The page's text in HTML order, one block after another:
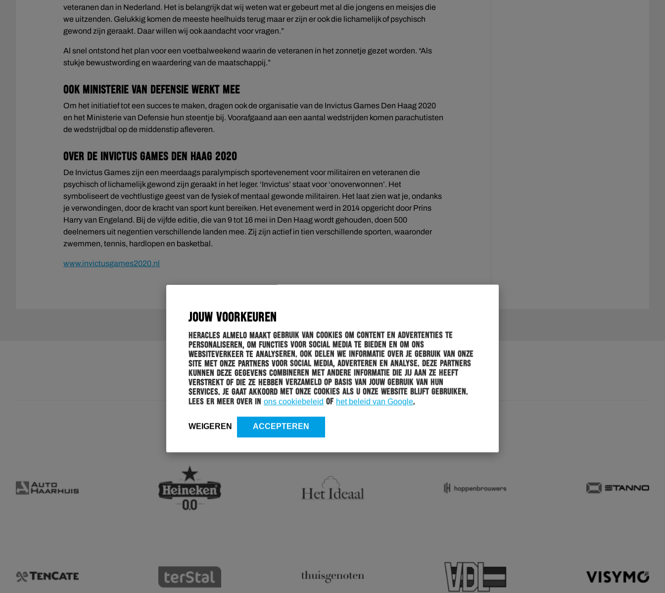
JOUW VOORKEUREN
Heracles Almelo maakt gebruik van cookies om content en advertenties te
personaliseren, om functies voor social media te bieden en om ons
websiteverkeer te analyseren. Ook delen we informatie over je gebruik van onze
site met onze partners voor social media, adverteren en analyse. Deze partners
kunnen deze gegevens combineren met andere informatie die jij aan ze heeft
verstrekt of die ze hebben verzameld op basis van jouw gebruik van hun
services. Je gaat akkoord met onze cookies als u onze website blijft gebruiken.
Lees er meer over in ons cookiebeleid of het beleid van Google.
WEIGEREN ACCEPTEREN
veteranen dan in Nederland. Het is belangrijk dat wij weten wat er gebeurt met al die jongens en meisjes die
we uitzenden. Gelukkig komen de meeste heelhuids terug maar er zijn er ook die lichamelijk of psychisch
gewond zijn geraakt. Daar willen wij ook aandacht voor vragen.”
Al snel ontstond het plan voor een voetbalweekend waarin de veteranen in het zonnetje gezet worden. “Als
stukje bewustwording en waardering van de maatschappij.”
Ook Ministerie van Defensie werkt mee
Om het initiatief tot een succes te maken, dragen ook de organisatie van de Invictus Games Den Haag 2020
en het Ministerie van Defensie hun steentje bij. Voorafgaand aan een aantal wedstrijden komen parachutisten
de wedstrijdbal op de middenstip afleveren.
Over de Invictus Games Den Haag 2020
De Invictus Games zijn een meerdaags paralympisch sportevenement voor militairen en veteranen die
psychisch of lichamelijk gewond zijn geraakt in het leger. ‘Invictus’ staat voor ‘onoverwonnen’. Het
symboliseert de vechtlustige geest van de fysiek of mentaal gewonde militairen. Het laat zien wat je, ondanks
je verwondingen, door de kracht van sport kunt bereiken. Het evenement werd in 2014 opgericht door Prins
Harry van Engeland. Bij de vijfde editie, die van 9 tot 16 mei in Den Haag wordt gehouden, doen 500
deelnemers uit negentien verschillende landen mee. Zij zijn actief in tien verschillende sporten, waaronder
zwemmen, tennis, hardlopen en basketbal.
www.invictusgames2020.nl